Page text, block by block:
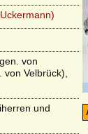
von
Velbrück),
und